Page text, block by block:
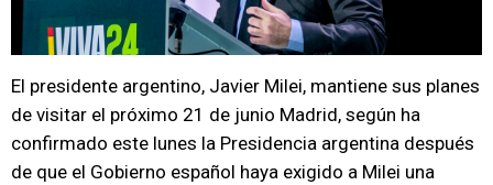
El presidente argentino, Javier Milei, mantiene sus planes
de visitar el próximo 21 de junio Madrid, según ha
confirmado este lunes la Presidencia argentina después
de que el Gobierno español haya exigido a Milei una